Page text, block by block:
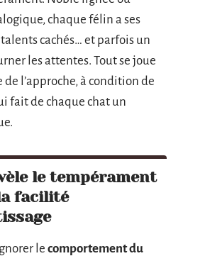
chaque félin a ses
talents cachés… et parfois un
les attentes. Tout se joue
de l’approche, à condition de
fait de chaque chat un
le tempérament
facilité
le comportement du